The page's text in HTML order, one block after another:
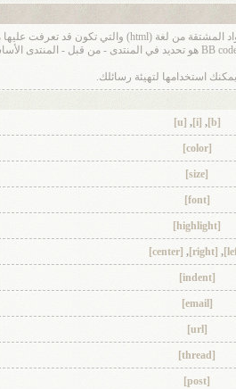
[b]
,
[i]
,
[u]
[color]
[size]
[font]
[highlight]
,
[right]
,
[center]
[indent]
[email]
[url]
[thread]
[post]